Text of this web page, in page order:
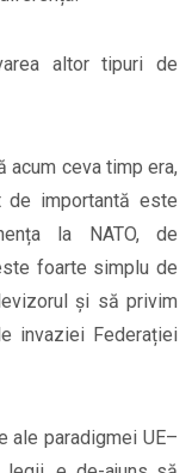
altor tipuri de
acum ceva timp era,
de importantă este
la NATO, de
foarte simplu de
și să privim
invaziei Federației
ale paradigmei UE–